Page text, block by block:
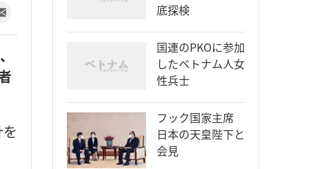
底探検
国連のPKOに参加
したベトナム人女
性兵士
フック国家主席
日本の天皇陛下と
会見